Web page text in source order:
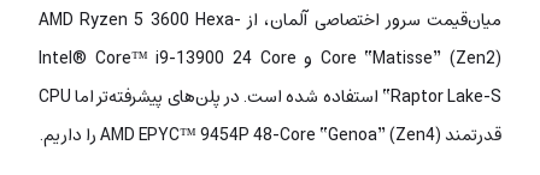
میان‌قیمت سرور اختصاصی آلمان، از AMD Ryzen 5 3600 Hexa-
Core “Matisse” (Zen2) و Intel® Core™ i9-13900 24 Core
“Raptor Lake-S استفاده شده است. در پلن‌های پیشرفته‌تر اما CPU
قدرتمند AMD EPYC™ 9454P 48-Core “Genoa” (Zen4) را داریم.